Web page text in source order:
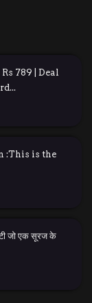
789 | Deal
:This is the
जो एक सूरज के